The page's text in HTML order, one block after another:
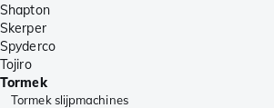
Shapton
Skerper
Spyderco
Tojiro
Tormek
Tormek slijpmachines